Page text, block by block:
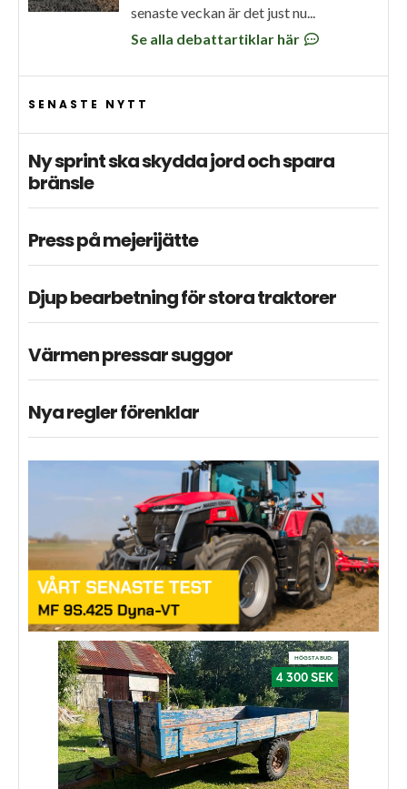
senaste veckan är det just nu...
Se alla debattartiklar här
SENASTE NYTT
Ny sprint ska skydda jord och spara
bränsle
Press på mejerijätte
Djup bearbetning för stora traktorer
Värmen pressar suggor
Nya regler förenklar